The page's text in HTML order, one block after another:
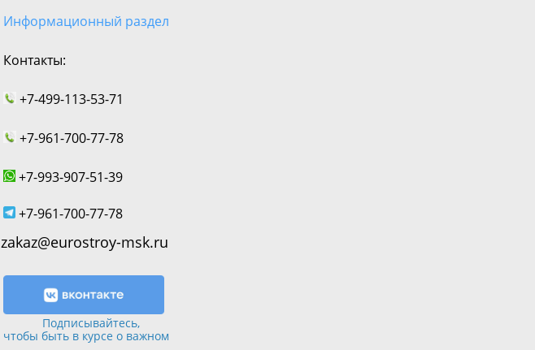
Информационный раздел
Контакты:
+7-499-113-53-71
+7-961-700-77-78
+7-993-907-51-39
+7-961-700-77-78
zakaz@eurostroy-msk.ru
Подписывайтесь,
чтобы быть в курсе о важном